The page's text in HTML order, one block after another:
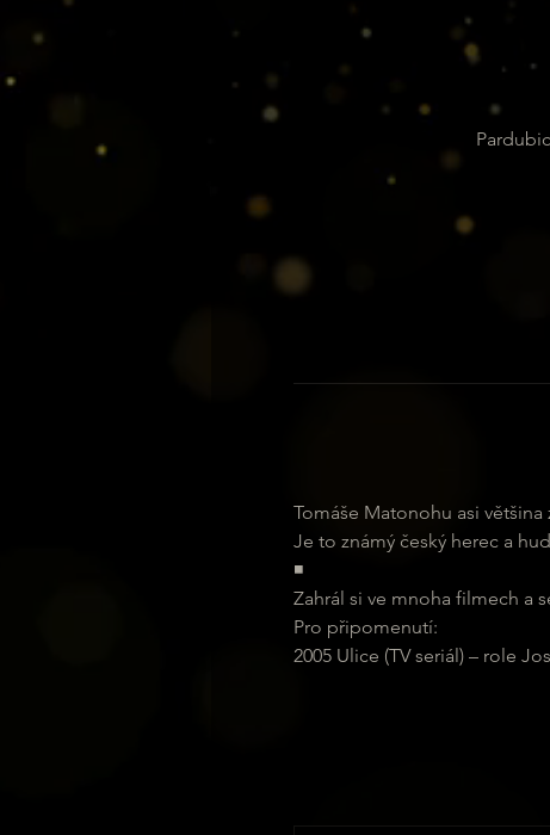
Tomáše Matonohu asi většina
Je to známý český herec a
◾
Zahrál si ve mnoha filmech a
Pro připomenutí:
2005 Ulice (TV seriál) – role